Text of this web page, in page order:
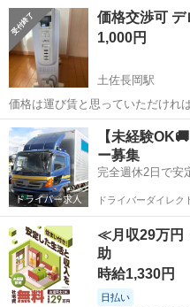
方だと思います 取りに来てく
高知 高知市 宝永町駅
エレクトロラックス
価格交渉可
1,000円
土佐長岡駅
価格は運び賃と思っていただけれ
ルヒーターです。 15年ほど前に
倉庫の肥やしになっているので引
TDD0915Wです。写真5枚目はリモ
高知 南国市 土佐長岡駅
【未経験
ー募集
完全週休2日で安
ドライバーダイレク
≪月収29万円
助
時給1,330円
日払い